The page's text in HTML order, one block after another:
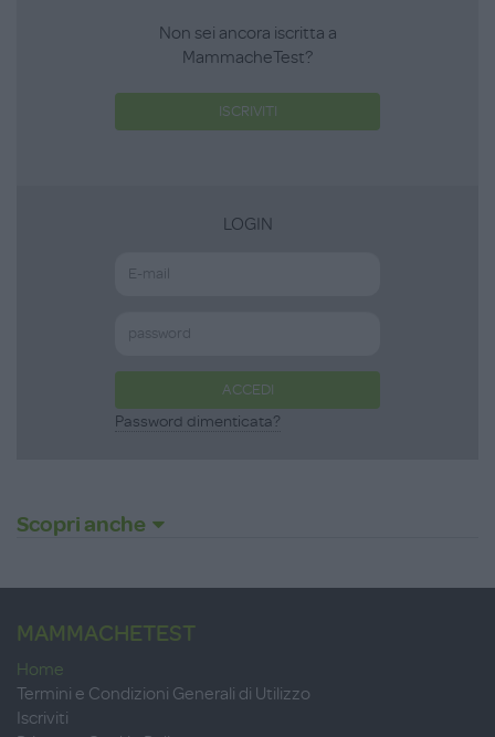
Non sei ancora iscritta a
MammacheTest?
ISCRIVITI
LOGIN
ACCEDI
Password dimenticata?
Scopri anche
MAMMACHETEST
Home
Termini e Condizioni Generali di Utilizzo
Iscriviti